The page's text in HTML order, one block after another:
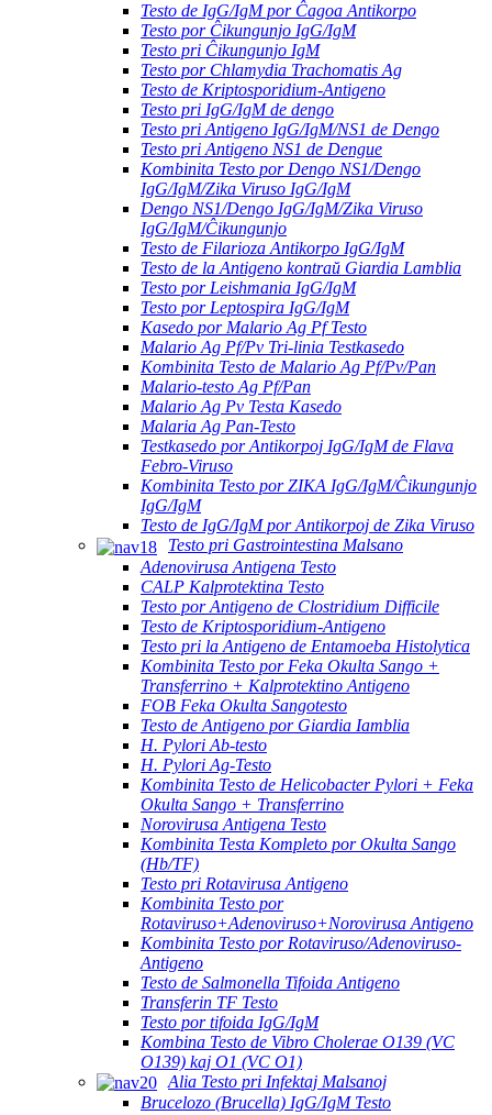
Testo de IgG/IgM por Ĉagoa Antikorpo
Testo por Ĉikungunjo IgG/IgM
Testo pri Ĉikungunjo IgM
Testo por Chlamydia Trachomatis Ag
Testo de Kriptosporidium-Antigeno
Testo pri IgG/IgM de dengo
Testo pri Antigeno IgG/IgM/NS1 de Dengo
Testo pri Antigeno NS1 de Dengue
Kombinita Testo por Dengo NS1/Dengo
IgG/IgM/Zika Viruso IgG/IgM
Dengo NS1/Dengo IgG/IgM/Zika Viruso
IgG/IgM/Ĉikungunjo
Testo de Filarioza Antikorpo IgG/IgM
Testo de la Antigeno kontraŭ Giardia Lamblia
Testo por Leishmania IgG/IgM
Testo por Leptospira IgG/IgM
Kasedo por Malario Ag Pf Testo
Malario Ag Pf/Pv Tri-linia Testkasedo
Kombinita Testo de Malario Ag Pf/Pv/Pan
Malario-testo Ag Pf/Pan
Malario Ag Pv Testa Kasedo
Malaria Ag Pan-Testo
Testkasedo por Antikorpoj IgG/IgM de Flava
Febro-Viruso
Kombinita Testo por ZIKA IgG/IgM/Ĉikungunjo
IgG/IgM
Testo de IgG/IgM por Antikorpoj de Zika Viruso
Testo pri Gastrointestina Malsano
Adenovirusa Antigena Testo
CALP Kalprotektina Testo
Testo por Antigeno de Clostridium Difficile
Testo de Kriptosporidium-Antigeno
Testo pri la Antigeno de Entamoeba Histolytica
Kombinita Testo por Feka Okulta Sango +
Transferrino + Kalprotektino Antigeno
FOB Feka Okulta Sangotesto
Testo de Antigeno por Giardia Iamblia
H. Pylori Ab-testo
H. Pylori Ag-Testo
Kombinita Testo de Helicobacter Pylori + Feka
Okulta Sango + Transferrino
Norovirusa Antigena Testo
Kombinita Testa Kompleto por Okulta Sango
(Hb/TF)
Testo pri Rotavirusa Antigeno
Kombinita Testo por
Rotaviruso+Adenoviruso+Norovirusa Antigeno
Kombinita Testo por Rotaviruso/Adenoviruso-
Antigeno
Testo de Salmonella Tifoida Antigeno
Transferin TF Testo
Testo por tifoida IgG/IgM
Kombina Testo de Vibro Cholerae O139 (VC
O139) kaj O1 (VC O1)
Alia Testo pri Infektaj Malsanoj
Brucelozo (Brucella) IgG/IgM Testo